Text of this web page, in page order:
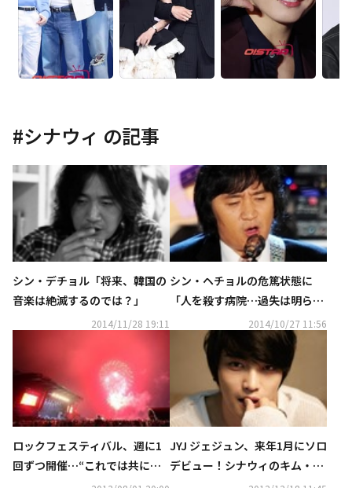
#シナウィ の記事
シン・デチョル「将来、韓国の
音楽は絶滅するのでは？」
2014/11/28 19:11
シン・ヘチョルの危篤状態に
「人を殺す病院…過失は明ら
か」シナウィのメンバーが意味
深メッセージ
2014/10/27 11:56
ロックフェスティバル、週に1
回ずつ開催…“これでは共に破
滅するのでは？”
JYJ ジェジュン、来年1月にソロ
デビュー！シナウィのキム・バ